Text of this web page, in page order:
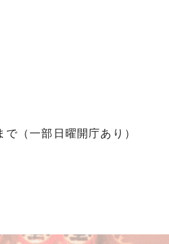
（一部日曜開庁あり）